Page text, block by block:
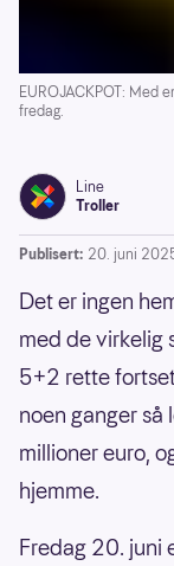
EUROJACKPOT: Med
fredag.
Line
Troller
Publisert: 20. juni
Det er ingen
med de virkelig
5+2 rette
noen ganger
millioner euro,
hjemme.
Fredag 20. juni